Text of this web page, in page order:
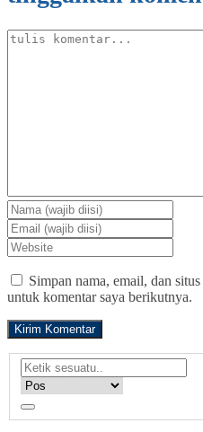
Simpan nama, email, dan
untuk komentar saya berikutnya.